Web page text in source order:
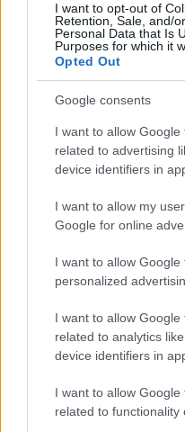
I want to opt-out of
Retention, Sale, and/
Personal Data that Is
Purposes for which it
Opted Out
Google consents
I want to allow
related to advertising
device identifiers in
I want to allow my
Google for online
I want to allow Google
personalized
I want to allow
related to analytics
device identifiers in
I want to allow
related to functionality
Ariana Grande debutta
Letizia Fontana · 8 Ago 2026